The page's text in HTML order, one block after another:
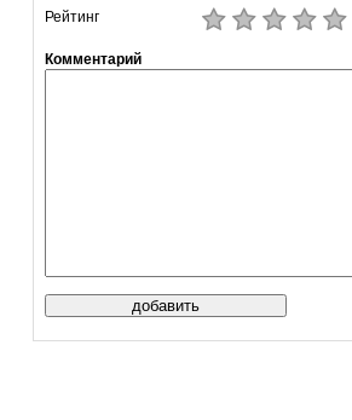
Рейтинг
Комментарий